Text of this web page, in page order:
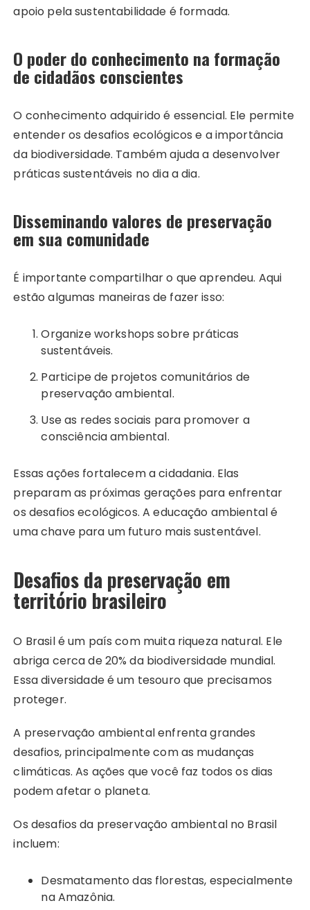
apoio pela sustentabilidade é formada.
O poder do conhecimento na formação
de cidadãos conscientes
O conhecimento adquirido é essencial. Ele permite
entender os desafios ecológicos e a importância
da biodiversidade. Também ajuda a desenvolver
práticas sustentáveis no dia a dia.
Disseminando valores de preservação
em sua comunidade
É importante compartilhar o que aprendeu. Aqui
estão algumas maneiras de fazer isso:
Organize workshops sobre práticas
sustentáveis.
Participe de projetos comunitários de
preservação ambiental.
Use as redes sociais para promover a
consciência ambiental.
Essas ações fortalecem a cidadania. Elas
preparam as próximas gerações para enfrentar
os desafios ecológicos. A educação ambiental é
uma chave para um futuro mais sustentável.
Desafios da preservação em
território brasileiro
O Brasil é um país com muita riqueza natural. Ele
abriga cerca de 20% da biodiversidade mundial.
Essa diversidade é um tesouro que precisamos
proteger.
A preservação ambiental enfrenta grandes
desafios, principalmente com as mudanças
climáticas. As ações que você faz todos os dias
podem afetar o planeta.
Os desafios da preservação ambiental no Brasil
incluem:
Desmatamento das florestas, especialmente
na Amazônia.